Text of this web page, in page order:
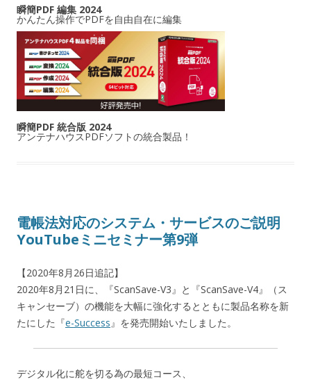
瞬簡PDF 編集 2024
かんたん操作でPDFを自由自在に編集
瞬簡PDF 統合版 2024
アンテナハウスPDFソフトの統合製品！
電帳法対応のシステム・サービスのご説明
YouTubeミニセミナー第9弾
【2020年8月26日追記】
2020年8月21日に、『ScanSave-V3』と『ScanSave-V4』（ス
キャンセーブ）の機能を大幅に強化するとともに製品名称を新
たにした『e-Success』を発売開始いたしました。
デジタル化に舵を切る為の最短コース、